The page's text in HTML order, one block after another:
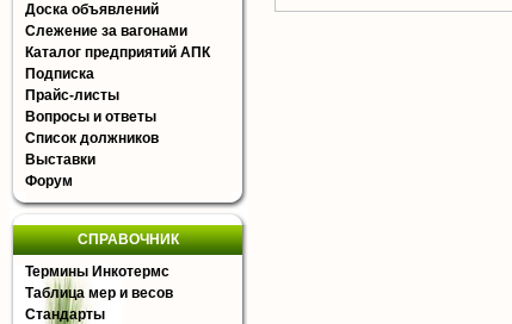
Доска объявлений
Слежение за вагонами
Каталог предприятий АПК
Подписка
Прайс-листы
Вопросы и ответы
Список должников
Выставки
Форум
СПРАВОЧНИК
Термины Инкотермс
Таблица мер и весов
Стандарты